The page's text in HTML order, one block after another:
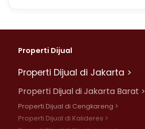
Properti Dijual
Properti Dijual di Jakarta >
Properti Dijual di Jakarta Barat >
Properti Dijual di Cengkareng >
Properti Dijual di Kalideres >